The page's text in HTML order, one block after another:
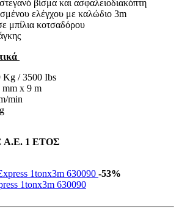
βίσμα και ασφαλειοδιακόπτη
ελέγχου με καλώδιο 3m
μπίλια κοτσαδόρου
Kg / 3500 Ibs
mm x 9 m
min
1 ΕΤΟΣ
-53%
1tonx3m 630090